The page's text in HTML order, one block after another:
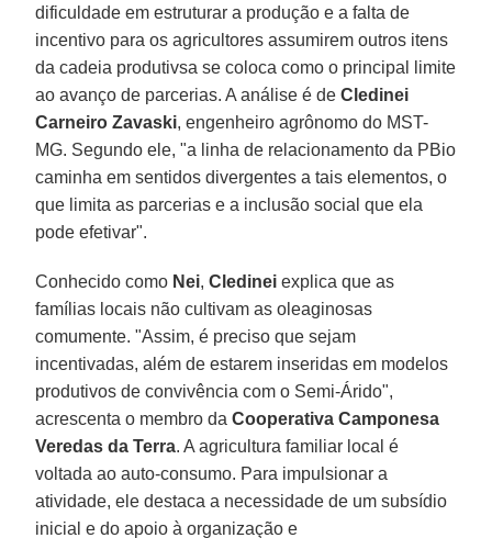
dificuldade em estruturar a produção e a falta de
incentivo para os agricultores assumirem outros itens
da cadeia produtivsa se coloca como o principal limite
ao avanço de parcerias. A análise é deCledinei
Carneiro Zavaski, engenheiro agrônomo do MST-
MG. Segundo ele, "a linha de relacionamento da PBio
caminha em sentidos divergentes a tais elementos, o
que limita as parcerias e a inclusão social que ela
pode efetivar".
Conhecido como Nei,Cledinei explica que as
famílias locais não cultivam as oleaginosas
comumente. "Assim, é preciso que sejam
incentivadas, além de estarem inseridas em modelos
produtivos de convivência com o Semi-Árido",
acrescenta o membro da Cooperativa Camponesa
Veredas da Terra. A agricultura familiar local é
voltada ao auto-consumo. Para impulsionar a
atividade, ele destaca a necessidade de um subsídio
inicial e do apoio à organização e